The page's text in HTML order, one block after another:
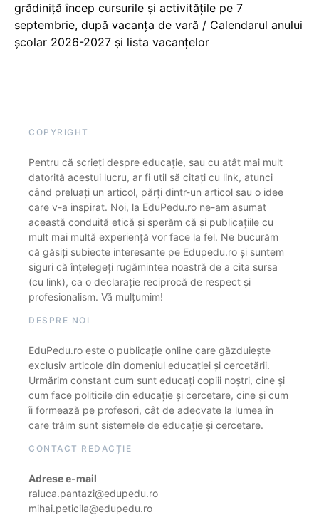
grădiniță încep cursurile și activitățile pe 7
septembrie, după vacanța de vară / Calendarul anului
școlar 2026-2027 și lista vacanțelor
COPYRIGHT
Pentru că scrieți despre educație, sau cu atât mai mult
datorită acestui lucru, ar fi util să citați cu link, atunci
când preluați un articol, părți dintr-un articol sau o idee
care v-a inspirat. Noi, la EduPedu.ro ne-am asumat
această conduită etică și sperăm că și publicațiile cu
mult mai multă experiență vor face la fel. Ne bucurăm
că găsiți subiecte interesante pe Edupedu.ro și suntem
siguri că înțelegeți rugămintea noastră de a cita sursa
(cu link), ca o declarație reciprocă de respect și
profesionalism. Vă mulțumim!
DESPRE NOI
EduPedu.ro este o publicație online care găzduiește
exclusiv articole din domeniul educației și cercetării.
Urmărim constant cum sunt educați copiii noștri, cine și
cum face politicile din educație și cercetare, cine și cum
îi formează pe profesori, cât de adecvate la lumea în
care trăim sunt sistemele de educație și cercetare.
CONTACT REDACȚIE
Adrese e-mail
raluca.pantazi@edupedu.ro
mihai.peticila@edupedu.ro